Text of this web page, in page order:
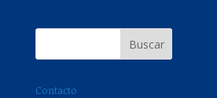
Contacto